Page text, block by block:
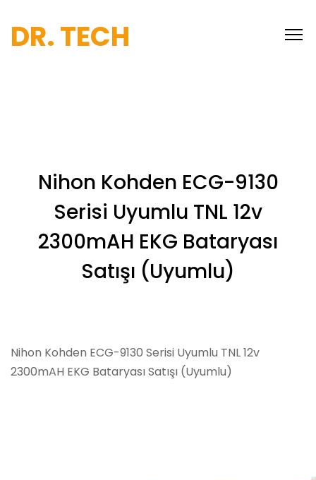
DR. TECH
Nihon Kohden ECG-9130
Serisi Uyumlu TNL 12v
2300mAH EKG Bataryası
Satışı (Uyumlu)
Nihon Kohden ECG-9130 Serisi Uyumlu TNL 12v
2300mAH EKG Bataryası Satışı (Uyumlu)